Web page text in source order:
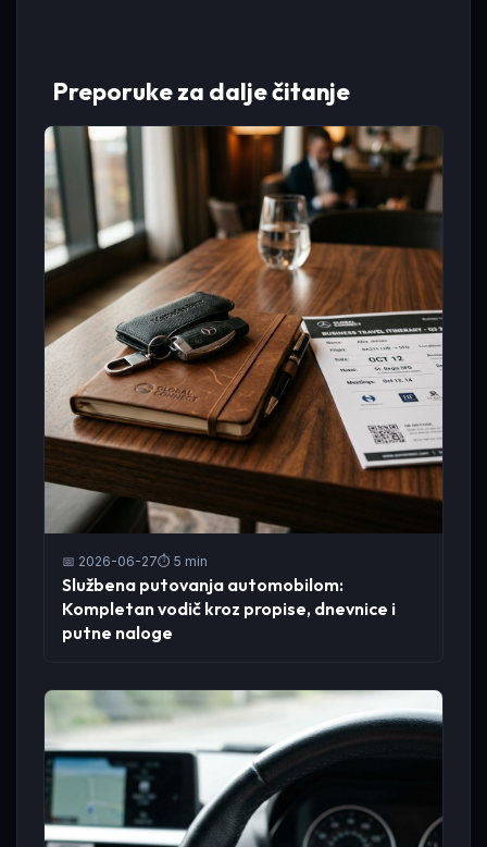
Preporuke za dalje čitanje
📅 2026-06-27⏱️ 5 min
Službena putovanja automobilom:
Kompletan vodič kroz propise, dnevnice i
putne naloge